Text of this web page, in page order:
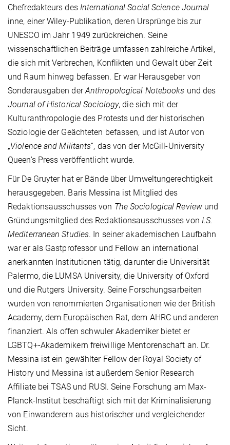
Chefredakteurs des International Social Science Journal
inne, einer Wiley-Publikation, deren Ursprünge bis zur
UNESCO im Jahr 1949 zurückreichen. Seine
wissenschaftlichen Beiträge umfassen zahlreiche Artikel,
die sich mit Verbrechen, Konflikten und Gewalt über Zeit
und Raum hinweg befassen. Er war Herausgeber von
Sonderausgaben derAnthropological Notebooks und des
Journal of Historical Sociology, die sich mit der
Kulturanthropologie des Protests und der historischen
Soziologie der Geächteten befassen, und ist Autor von
„Violence and Militants“, das von der McGill-University
Queen's Press veröffentlicht wurde.
Für De Gruyter hat er Bände über Umweltungerechtigkeit
herausgegeben. Baris Messina ist Mitglied des
Redaktionsausschusses von The Sociological Reviewund
Gründungsmitglied des Redaktionsausschusses von I.S.
Mediterranean Studies. In seiner akademischen Laufbahn
war er als Gastprofessor und Fellow an international
anerkannten Institutionen tätig, darunter die Universität
Palermo, die LUMSA University, die University of Oxford
und die Rutgers University. Seine Forschungsarbeiten
wurden von renommierten Organisationen wie der British
Academy, dem Europäischen Rat, dem AHRC und anderen
finanziert. Als offen schwuler Akademiker bietet er
LGBTQ+-Akademikern freiwillige Mentorenschaft an. Dr.
Messina ist ein gewählter Fellow der Royal Society of
History und Messina ist außerdem Senior Research
Affiliate bei TSAS und RUSI. Seine Forschung am Max-
Planck-Institut beschäftigt sich mit der Kriminalisierung
von Einwanderern aus historischer und vergleichender
Sicht.